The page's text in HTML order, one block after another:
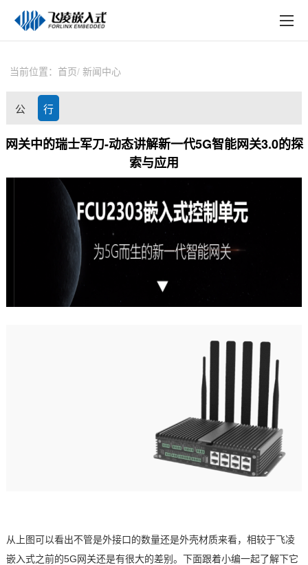
技术与支持
在线文档
方案定制
新闻中心
在线购买
当前位置： 首页 新闻中心
公
司
行
业
网关中的瑞士军刀-动态讲解新一代5G智能网关3.0的探
索与应用
从上图可以看出不管是外接口的数量还是外壳材质来看，相较于飞凌
嵌入式之前的5G网关还是有很大的差别。下面跟着小编一起了解下它